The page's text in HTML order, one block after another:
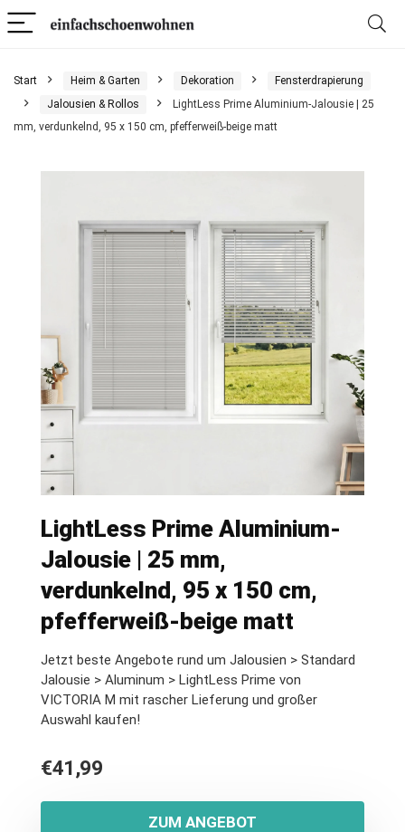
Start Heim & Garten Dekoration
Fensterdrapierung
Jalousien & Rollos
LightLess Prime Aluminium-Jalousie | 25
mm, verdunkelnd, 95 x 150 cm, pfefferweiß-beige matt
LightLess Prime Aluminium-
Jalousie | 25 mm,
verdunkelnd, 95 x 150 cm,
pfefferweiß-beige matt
Jetzt beste Angebote rund um Jalousien > Standard
Jalousie > Aluminum > LightLess Prime von
VICTORIA M mit rascher Lieferung und großer
Auswahl kaufen!
€41,99
ZUM ANGEBOT